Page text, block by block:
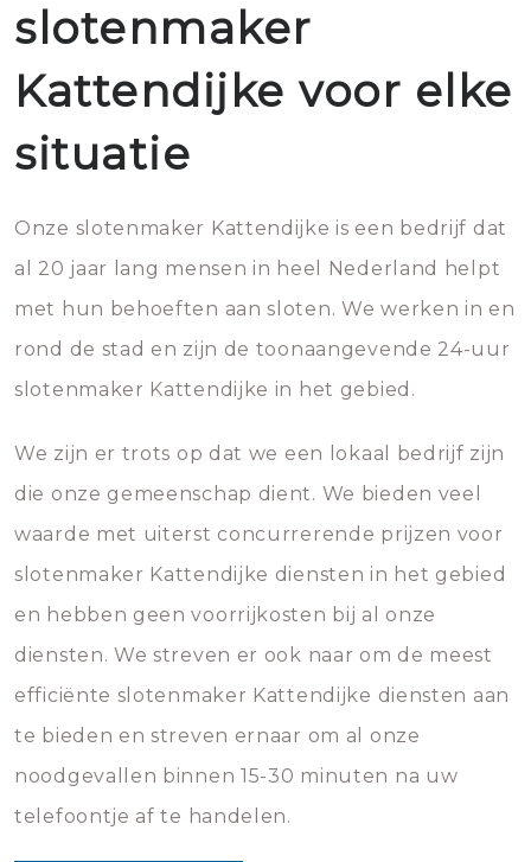
slotenmaker
Kattendijke voor elke
situatie
Onze slotenmaker Kattendijke is een bedrijf dat
al 20 jaar lang mensen in heel Nederland helpt
met hun behoeften aan sloten. We werken in en
rond de stad en zijn de toonaangevende 24-uur
slotenmaker Kattendijke in het gebied.
We zijn er trots op dat we een lokaal bedrijf zijn
die onze gemeenschap dient. We bieden veel
waarde met uiterst concurrerende prijzen voor
slotenmaker Kattendijke diensten in het gebied
en hebben geen voorrijkosten bij al onze
diensten. We streven er ook naar om de meest
efficiënte slotenmaker Kattendijke diensten aan
te bieden en streven ernaar om al onze
noodgevallen binnen 15-30 minuten na uw
telefoontje af te handelen.